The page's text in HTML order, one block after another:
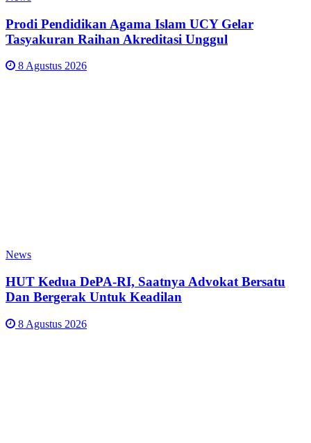
Prodi Pendidikan Agama Islam UCY Gelar
Tasyakuran Raihan Akreditasi Unggul
8 Agustus 2026
News
HUT Kedua DePA-RI, Saatnya Advokat Bersatu
Dan Bergerak Untuk Keadilan
8 Agustus 2026